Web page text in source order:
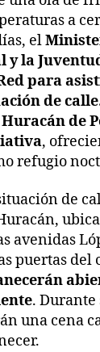
a
el
y la
para
de
de
,
refugio
de
avenidas
puertas
. Durante
una cena